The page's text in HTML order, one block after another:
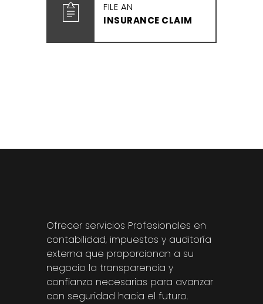
FILE AN
INSURANCE CLAIM
Ofrecer servicios Profesionales en
contabilidad, impuestos y auditoría
externa que proporcionan a su
negocio la transparencia y
confianza necesarias para avanzar
con seguridad hacia el futuro.